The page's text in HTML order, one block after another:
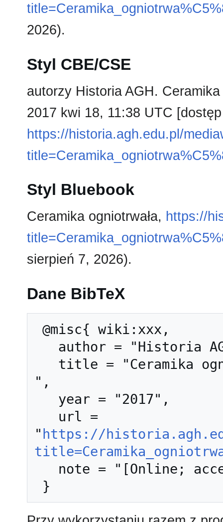
2026).
Styl CBE/CSE
autorzy Historia AGH.
2017 kwi 18, 11:38 UTC
https://historia.agh.edu.pl/
Styl Bluebook
Ceramika ogniotrwała, https://
sierpień 7, 2026).
Dane BibTeX
",
" https://